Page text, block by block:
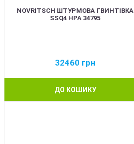
NOVRITSCH ШТУРМОВА ГВИНТІВКА
SSQ4 HPA 34795
32460 грн
ДО КОШИКУ